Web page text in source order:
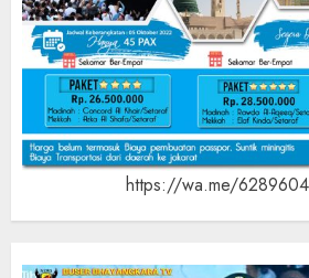
https://wa.me/